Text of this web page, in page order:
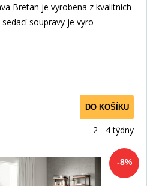
Bretan je vyrobena z kvalitních
soupravy je vyro
DO KOŠÍKU
2 - 4 týdny
-8%